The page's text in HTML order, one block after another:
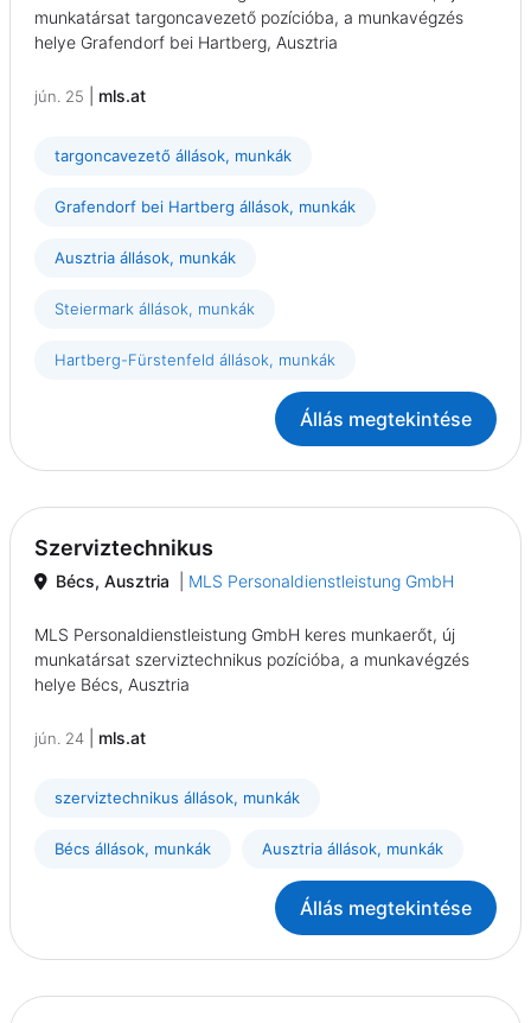
munkatársat targoncavezető pozícióba, a munkavégzés
helye Grafendorf bei Hartberg, Ausztria
jún. 25 mls.at
targoncavezető állások, munkák
Grafendorf bei Hartberg állások, munkák
Ausztria állások, munkák
Steiermark állások, munkák
Hartberg-Fürstenfeld állások, munkák
Állás megtekintése
Szerviztechnikus
Bécs, Ausztria MLS Personaldienstleistung GmbH
MLS Personaldienstleistung GmbH keres munkaerőt, új
munkatársat szerviztechnikus pozícióba, a munkavégzés
helye Bécs, Ausztria
jún. 24 mls.at
szerviztechnikus állások, munkák
Bécs állások, munkák Ausztria állások, munkák
Állás megtekintése